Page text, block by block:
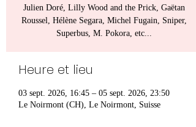
Julien Doré, Lilly Wood and the Prick, Gaëtan
Roussel, Hélène Segara, Michel Fugain, Sniper,
Superbus, M. Pokora, etc...
Heure et lieu
03 sept. 2026, 16:45 – 05 sept. 2026, 23:50
Le Noirmont (CH), Le Noirmont, Suisse